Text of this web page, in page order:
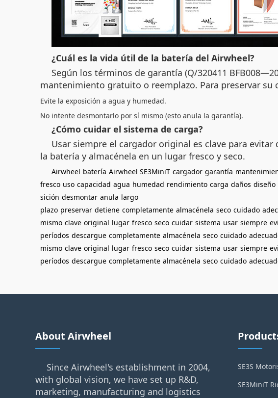
¿Cuál es la vida útil de la batería del Airwheel?
Según los términos de garantía (Q/320411
mantenimiento gratuito o reemplazo. Para preservar su
Evite la exposición a agua y humedad.
No intente desmontarlo por sí mismo (esto anula la garantía).
¿Cómo cuidar el sistema de carga?
Usar siempre el cargador original es clave para
la batería y almacénela en un lugar fresco y seco.
Airwheel batería Airwheel SE3MiniT cargador garantía
fresco uso capacidad agua humedad rendimiento carga daños diseño
sición desmontar anula largo
plazo preservar detiene completamente almacénela seco cuidado
mismo clave original lugar fresco seco cuidar sistema usar siempre
períodos descargue completamente almacénela seco cuidado
mismo clave original lugar fresco seco cuidar sistema usar siempre
períodos descargue completamente almacénela seco cuidado
About Airwheel
Since Airwheel's establishment in 2004,
with global vision, we have set up R&D,
marketing, manufacturing and logistics
SE3S
SE3MiniT